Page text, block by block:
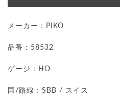
メーカー： PIKO
品番：58532
ゲージ：HO
国/路線：SBB / スイス